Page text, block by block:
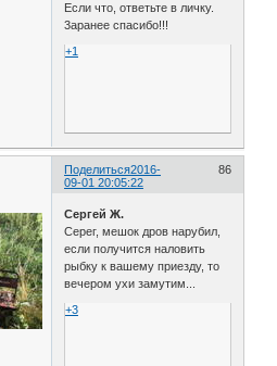
Если что, ответьте в личку.
3аранее спасибо!!!
+1
Поделиться 86
2016-
09-01 20:05:22
Сергей Ж.
Серег, мешок дров нарубил,
если получится наловить
рыбку к вашему приезду, то
вечером ухи замутим...
+3